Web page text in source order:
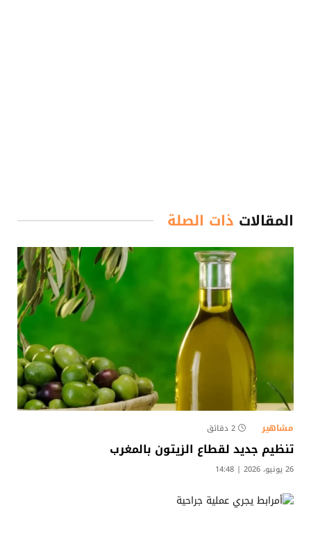
المقالات ذات الصلة
مشاهير 2 دقائق
تنظيم جديد لقطاع الزيتون بالمغرب
26 يونيو، 2026 | 14:48